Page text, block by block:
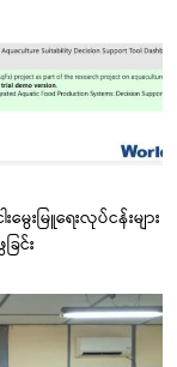
းမြူရေးလုပ်ငန်းများ
င်း